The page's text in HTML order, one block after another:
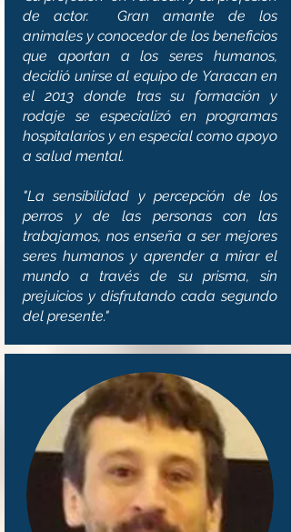
de actor. Gran amante de los
animales y conocedor de los beneficios
que aportan a los seres humanos,
decidió unirse al equipo de Yaracan en
el 2013 donde tras su formación y
rodaje se especializó en programas
hospitalarios y en especial como apoyo
a salud mental.
"La sensibilidad y percepción de los
perros y de las personas con las
trabajamos, nos enseña a ser mejores
seres humanos y aprender a mirar el
mundo a través de su prisma, sin
prejuicios y disfrutando cada segundo
del presente."